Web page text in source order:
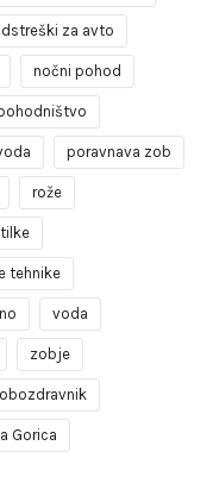
za avto
nočni pohod
poravnava zob
rože
tehnike
voda
zobje
Gorica